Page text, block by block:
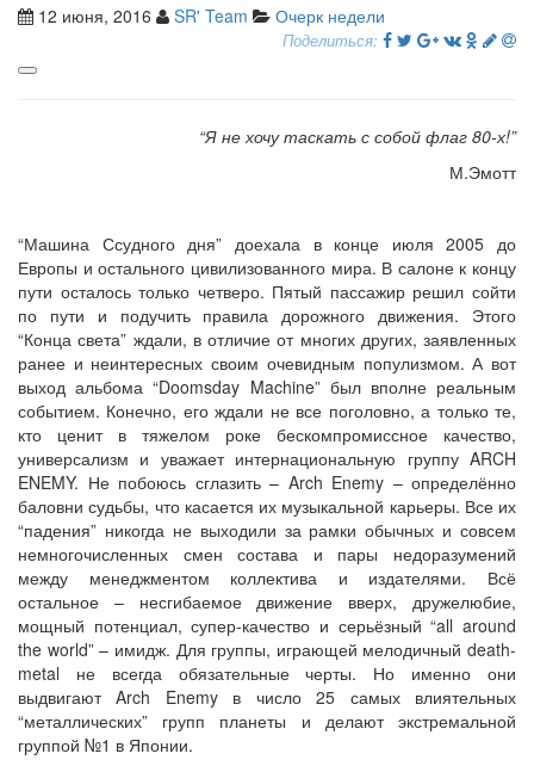
12 июня, 2016 SR' Team Очерк недели
Поделиться:
“Я не хочу таскать с собой флаг 80-х!”
М.Эмотт
“Машина Ссудного дня” доехала в конце июля 2005 до
Европы и остального цивилизованного мира. В салоне к концу
пути осталось только четверо. Пятый пассажир решил сойти
по пути и подучить правила дорожного движения. Этого
“Конца света” ждали, в отличие от многих других, заявленных
ранее и неинтересных своим очевидным популизмом. А вот
выход альбома “Doomsday Machine” был вполне реальным
событием. Конечно, его ждали не все поголовно, а только те,
кто ценит в тяжелом роке бескомпромиссное качество,
универсализм и уважает интернациональную группу ARCH
ENEMY. Не побоюсь сглазить – Arch Enemy – определённо
баловни судьбы, что касается их музыкальной карьеры. Все их
“падения” никогда не выходили за рамки обычных и совсем
немногочисленных смен состава и пары недоразумений
между менеджментом коллектива и издателями. Всё
остальное – несгибаемое движение вверх, дружелюбие,
мощный потенциал, супер-качество и серьёзный “all around
the world” – имидж. Для группы, играющей мелодичный death-
metal не всегда обязательные черты. Но именно они
выдвигают Arch Enemy в число 25 самых влиятельных
“металлических” групп планеты и делают экстремальной
группой №1 в Японии.